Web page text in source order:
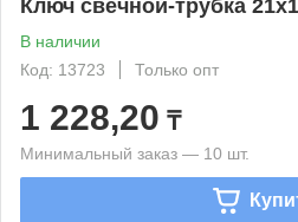
Ключ свечной-трубка
В наличии
Код: 13723
Только опт
1 228,20 ₸
Минимальный заказ — 10 шт.